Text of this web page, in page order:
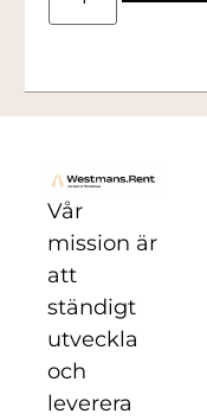
Vår
mission är
att
ständigt
utveckla
och
leverera